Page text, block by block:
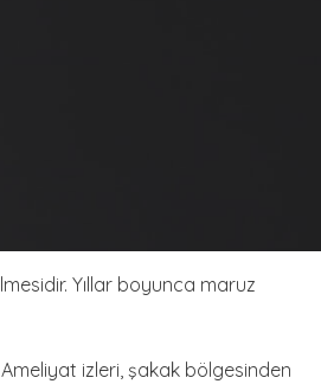
Yıllar boyunca maruz
Ameliyat izleri, şakak bölgesinden